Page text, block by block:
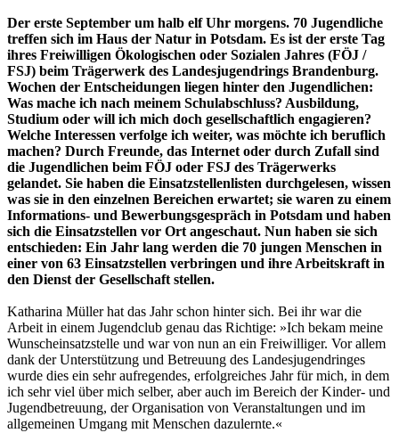
Der erste September um halb elf Uhr morgens. 70 Jugendliche
treffen sich im Haus der Natur in Potsdam. Es ist der erste Tag
ihres Freiwilligen Ökologischen oder Sozialen Jahres (FÖJ /
FSJ) beim Trägerwerk des Landesjugendrings Brandenburg.
Wochen der Entscheidungen liegen hinter den Jugendlichen:
Was mache ich nach meinem Schulabschluss? Ausbildung,
Studium oder will ich mich doch gesellschaftlich engagieren?
Welche Interessen verfolge ich weiter, was möchte ich beruflich
machen? Durch Freunde, das Internet oder durch Zufall sind
die Jugendlichen beim FÖJ oder FSJ des Trägerwerks
gelandet. Sie haben die Einsatzstellenlisten durchgelesen, wissen
was sie in den einzelnen Bereichen erwartet; sie waren zu einem
Informations- und Bewerbungsgespräch in Potsdam und haben
sich die Einsatzstellen vor Ort angeschaut. Nun haben sie sich
entschieden: Ein Jahr lang werden die 70 jungen Menschen in
einer von 63 Einsatzstellen verbringen und ihre Arbeitskraft in
den Dienst der Gesellschaft stellen.
Katharina Müller hat das Jahr schon hinter sich. Bei ihr war die
Arbeit in einem Jugendclub genau das Richtige: »Ich bekam meine
Wunscheinsatzstelle und war von nun an ein Freiwilliger. Vor allem
dank der Unterstützung und Betreuung des Landesjugendringes
wurde dies ein sehr aufregendes, erfolgreiches Jahr für mich, in dem
ich sehr viel über mich selber, aber auch im Bereich der Kinder- und
Jugendbetreuung, der Organisation von Veranstaltungen und im
allgemeinen Umgang mit Menschen dazulernte.«